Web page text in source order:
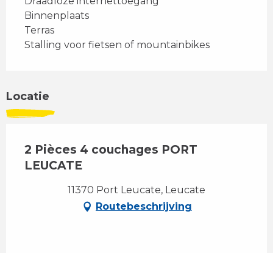
Binnenplaats
Terras
Stalling voor fietsen of mountainbikes
Locatie
2 Pièces 4 couchages PORT
LEUCATE
11370 Port Leucate, Leucate
Routebeschrijving